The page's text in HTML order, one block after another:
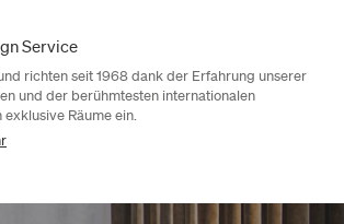
Service
richten seit 1968 dank der Erfahrung unserer
und der berühmtesten internationalen
Räume ein.